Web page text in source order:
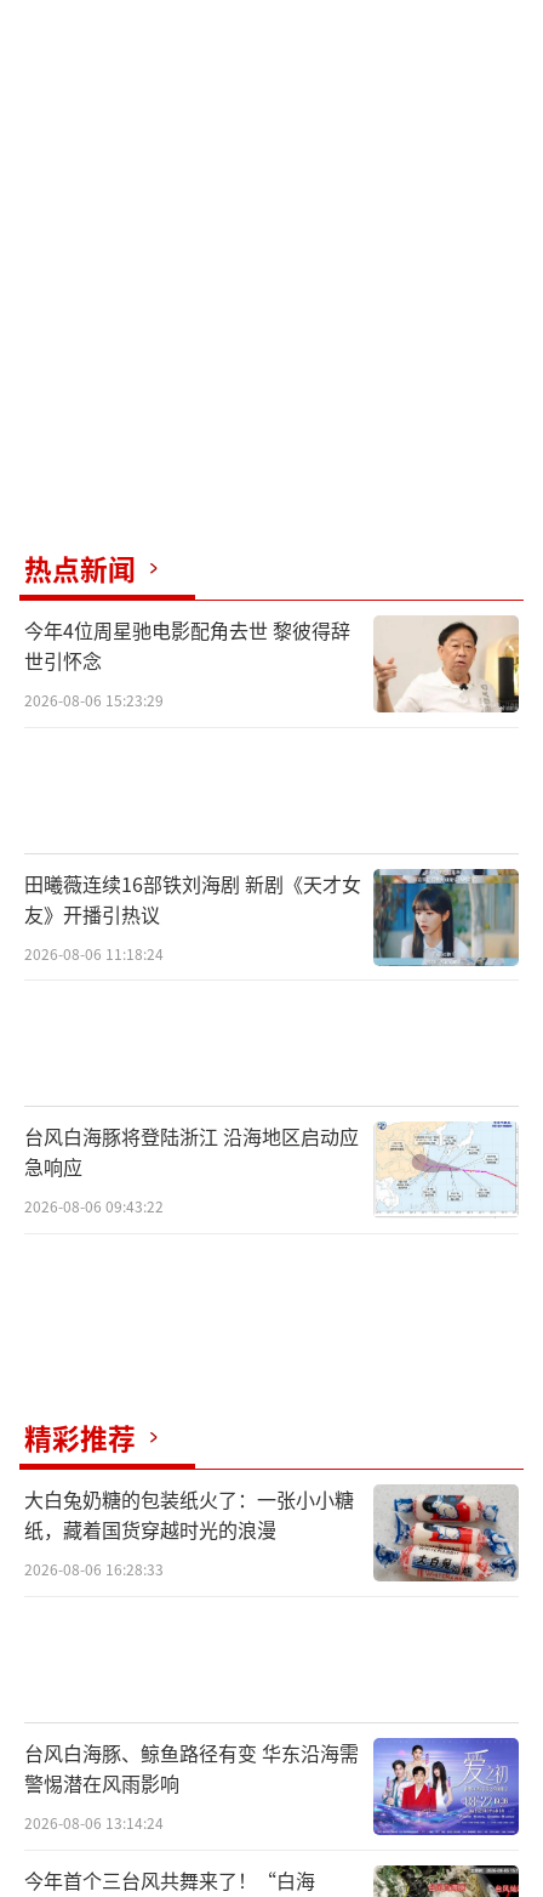
演细节需以正片为准。
热点新闻
今年4位周星驰电影配角去世 黎彼得辞
世引怀念
2026-08-06 15:23:29
田曦薇连续16部铁刘海剧 新剧《天才女
友》开播引热议
2026-08-06 11:18:24
台风白海豚将登陆浙江 沿海地区启动应
急响应
2026-08-06 09:43:22
精彩推荐
大白兔奶糖的包装纸火了：一张小小糖
纸，藏着国货穿越时光的浪漫
2026-08-06 16:28:33
台风白海豚、鲸鱼路径有变 华东沿海需
警惕潜在风雨影响
2026-08-06 13:14:24
今年首个三台风共舞来了！“白海